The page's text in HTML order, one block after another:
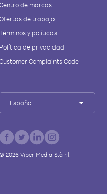
de marcas
de trabajo
y políticas
Política de privacidad
Complaints Code
Español
2026Viber Media S.à r.l.